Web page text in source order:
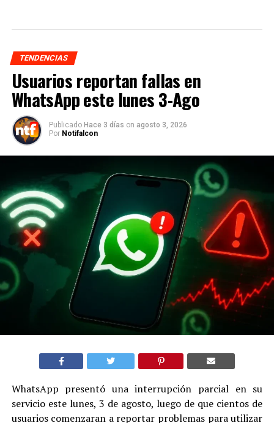
TENDENCIAS
Usuarios reportan fallas en
WhatsApp este lunes 3-Ago
Publicado Hace 3 días on agosto 3, 2026
Por Notifalcon
WhatsApp presentó una interrupción parcial en su
servicio este lunes, 3 de agosto, luego de que cientos de
usuarios comenzaran a reportar problemas para utilizar